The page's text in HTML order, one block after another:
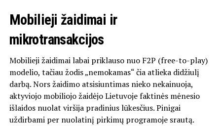
Mobilieji žaidimai ir
mikrotransakcijos
Mobilieji žaidimai labai priklauso nuo F2P (free-to-play)
modelio, tačiau žodis „nemokamas“ čia atlieka didžiulį
darbą. Nors žaidimo atsisiuntimas nieko nekainuoja,
aktyviojo mobiliojo žaidėjo Lietuvoje faktinės mėnesio
išlaidos nuolat viršija pradinius lūkesčius. Pinigai
uždirbami per nuolatinį pirkimų programoje srautą.